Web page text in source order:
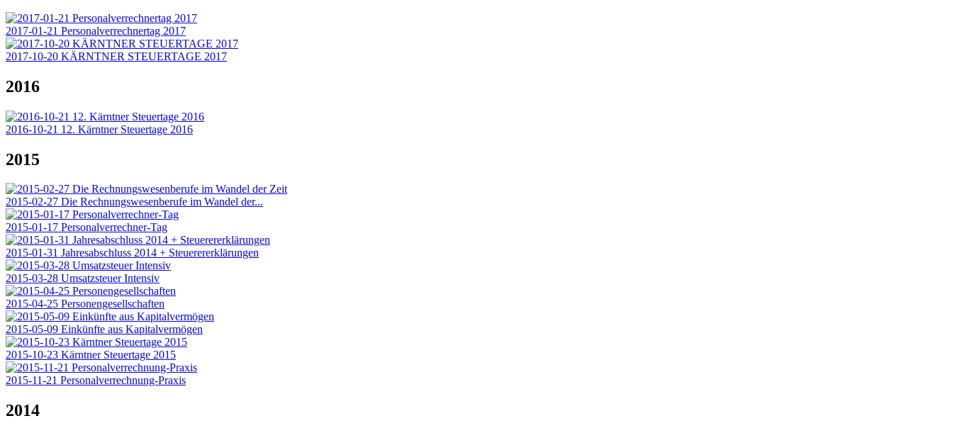
2017-01-21 Personalverrechnertag 2017
2017-10-20 KÄRNTNER STEUERTAGE 2017
2016
2016-10-21 12. Kärntner Steuertage 2016
2015
2015-02-27 Die Rechnungswesenberufe im Wandel der...
2015-01-17 Personalverrechner-Tag
2015-01-31 Jahresabschluss 2014 + Steuerererklärungen
2015-03-28 Umsatzsteuer Intensiv
2015-04-25 Personengesellschaften
2015-05-09 Einkünfte aus Kapitalvermögen
2015-10-23 Kärntner Steuertage 2015
2015-11-21 Personalverrechnung-Praxis
2014